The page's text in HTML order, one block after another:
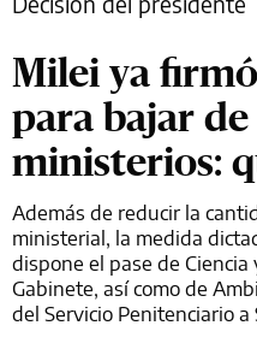
Milei ya
para bajar de
ministerios:
Además de reducir la
ministerial, la medida
dispone el pase de Ciencia
Gabinete, así como de
del Servicio Penitenciario